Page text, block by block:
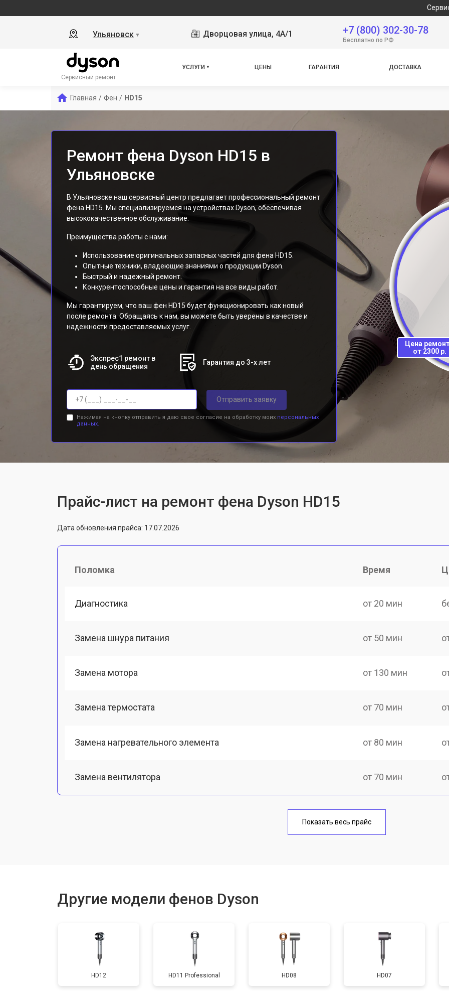
Сервисный центр
Ульяновск ▼ Дворцовая улица, 4А/1 +7 (800) 302-30-78
Бесплатно по РФ
Сервисный ремонт
УСЛУГИ ЦЕНЫ ГАРАНТИЯ ДОСТАВКА
Главная / Фен / HD15
Ремонт фена Dyson HD15 в
Ульяновске
В Ульяновске наш сервисный центр предлагает профессиональный ремонт
фена HD15. Мы специализируемся на устройствах Dyson, обеспечивая
высококачественное обслуживание.
Преимущества работы с нами:
Использование оригинальных запасных частей для фена HD15.
Опытные техники, владеющие знаниями о продукции Dyson.
Быстрый и надежный ремонт.
Конкурентоспособные цены и гарантия на все виды работ.
Мы гарантируем, что ваш фен HD15 будет функционировать как новый
после ремонта. Обращаясь к нам, вы можете быть уверены в качестве и
надежности предоставляемых услуг.
Экспрес1 ремонт в
день обращения
Гарантия до 3-х лет
Отправить заявку
Нажимая на кнопку отправить я даю свое согласие на обработку моих персональных
данных.
Цена
от 2300 р.
Прайс-лист на ремонт фена Dyson HD15
Дата обновления прайса: 17.07.2026
Поломка Время
Диагностика от 20 мин
Замена шнура питания от 50 мин
Замена мотора от 130 мин
Замена термостата от 70 мин
Замена нагревательного элемента от 80 мин
Замена вентилятора от 70 мин
от 100 мин
Показать весь прайс
Другие модели фенов Dyson
HD12 HD11 Professional HD08 HD07